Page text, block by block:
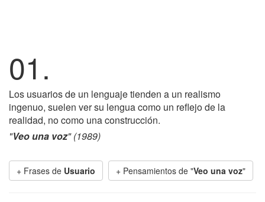
01.
Los usuarios de un lenguaje tienden a un realismo
ingenuo, suelen ver su lengua como un reflejo de la
realidad, no como una construcción.
"Veo una voz" (1989)
+ Frases de Usuario + Pensamientos de "Veo una voz"